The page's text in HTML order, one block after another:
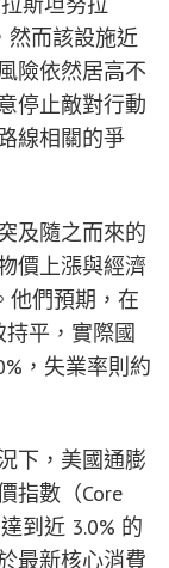
然而該設施近
險依然居高不
停止敵對行動
線相關的爭
及隨之而來的
價上漲與經濟
他們預期，在
平，實際國
，失業率則約
下，美國通膨
指數（Core
到近 3.0% 的
最新核心消費